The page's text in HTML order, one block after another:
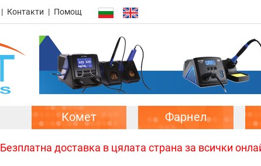
Контакти Помощ
Комет Фарнел
Безплатна доставка в цялата страна за всички